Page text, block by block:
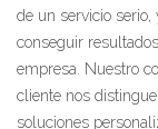
de un servicio
conseguir
empresa. Nuestro
cliente nos
soluciones